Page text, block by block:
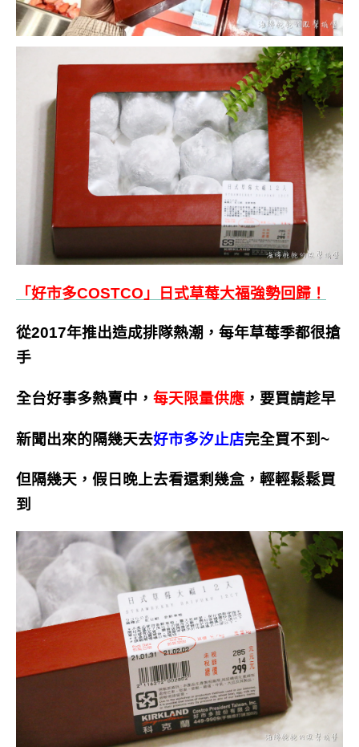
「好市多COSTCO」日式草莓大福強勢回歸！
從2017年推出造成排隊熱潮，每年草莓季都很搶
手
全台好事多熱賣中， 每天限量供應 ，要買請趁早
新聞出來的隔幾天去好市多汐止店完全買不到~
但隔幾天，假日晚上去看還剩幾盒，輕輕鬆鬆買
到